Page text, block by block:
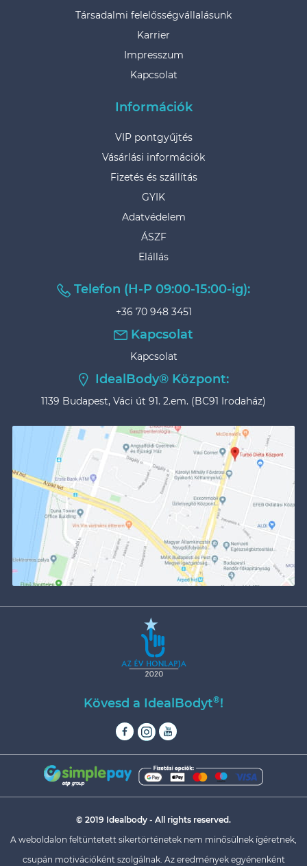
Társadalmi felelősségvállalásunk
Karrier
Impresszum
Kapcsolat
Információk
VIP pontgyűjtés
Vásárlási információk
Fizetés és szállítás
GYIK
Adatvédelem
ÁSZF
Elállás
Telefon (H-P 09:00-15:00-ig):
+36 70 948 3451
Kapcsolat
Kapcsolat
IdealBody® Központ:
1139 Budapest, Váci út 91. 2.em. (BC91 Irodaház)
Kövesd a IdealBodyt®!
© 2019 Idealbody - All rights reserved.
A weboldalon feltüntetett sikertörténetek nem minősülnek ígéretnek,
csupán motivációként szolgálnak. Az eredmények egyénenként